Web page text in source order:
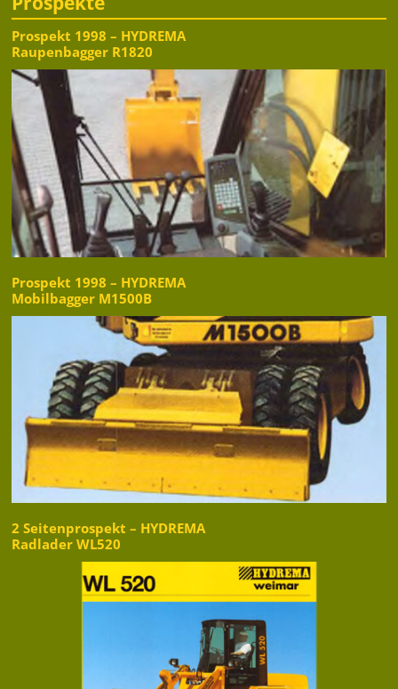
Prospekt 1998 – HYDREMA
Raupenbagger R1820
Prospekt 1998 – HYDREMA
Mobilbagger M1500B
2 Seitenprospekt – HYDREMA
Radlader WL520